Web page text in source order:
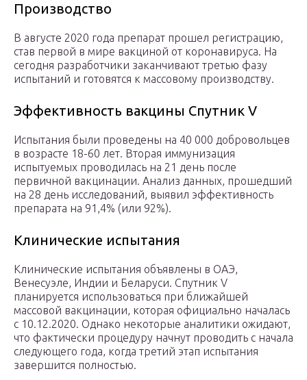
Производство
В августе 2020 года препарат прошел регистрацию,
став первой в мире вакциной от коронавируса. На
сегодня разработчики заканчивают третью фазу
испытаний и готовятся к массовому производству.
Эффективность вакцины Спутник V
Испытания были проведены на 40 000 добровольцев
в возрасте 18-60 лет. Вторая иммунизация
испытуемых проводилась на 21 день после
первичной вакцинации. Анализ данных, прошедший
на 28 день исследований, выявил эффективность
препарата на 91,4% (или 92%).
Клинические испытания
Клинические испытания объявлены в ОАЭ,
Венесуэле, Индии и Беларуси. Спутник V
планируется использоваться при ближайшей
массовой вакцинации, которая официально началась
с 10.12.2020. Однако некоторые аналитики ожидают,
что фактически процедуру начнут проводить с начала
следующего года, когда третий этап испытания
завершится полностью.